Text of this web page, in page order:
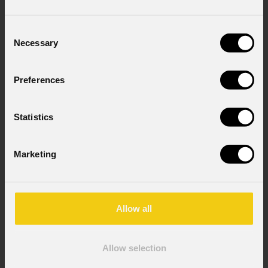
Selection
Necessary
Preferences
Statistics
Marketing
Allow all
Allow selection
GDPR; acconsento al trattamento ai sensi